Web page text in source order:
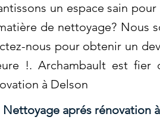
un espace sain
de nettoyage? Nous
nous pour obtenir un
!. Archambault est
à Delson
Nettoyage aprés rénovation